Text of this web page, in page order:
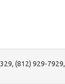
(812) 929-7929,